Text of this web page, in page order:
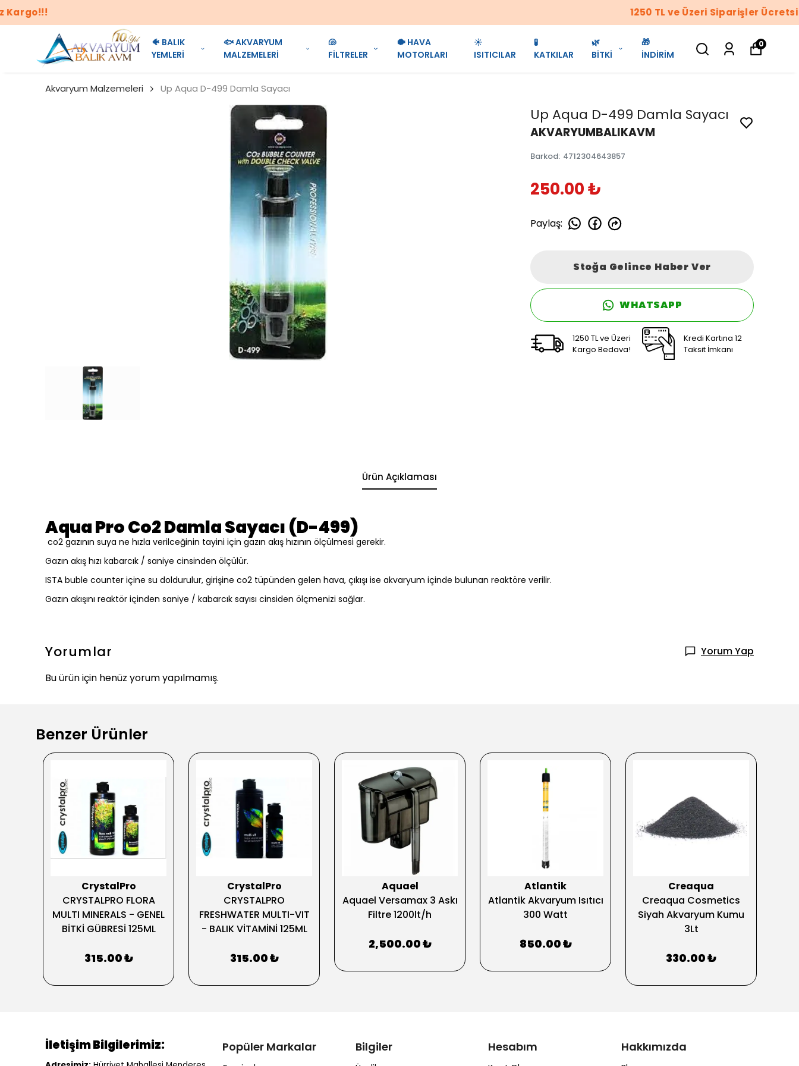
🐠 BALIK
YEMLERİ
🐟 AKVARYUM
MALZEMELERİ
🐚
FİLTRELER
🐡 HAVA
MOTORLARI
☀️
ISITICILAR
🧪
KATKILAR
🌿
BİTKİ
🎁
İNDİRİM
0
Akvaryum Malzemeleri Up Aqua D-499 Damla Sayacı
Up Aqua D-499 Damla Sayacı
AKVARYUMBALIKAVM
Barkod: 4712304643857
250.00 ₺
Paylaş:
Stoğa Gelince Haber Ver
WHATSAPP
1250 TL ve Üzeri
Kargo Bedava!
Kredi Kartına 12
Taksit İmkanı
Ürün Açıklaması
Aqua Pro Co2 Damla Sayacı (D-499)
co2 gazının suya ne hızla verilceğinin tayini için gazın akış hızının ölçülmesi gerekir.
Gazın akış hızı kabarcık / saniye cinsinden ölçülür.
ISTA buble counter içine su doldurulur, girişine co2 tüpünden gelen hava, çıkışı ise akvaryum içinde bulunan reaktöre verilir.
Gazın akışını reaktör içinden saniye / kabarcık sayısı cinsiden ölçmenizi sağlar.
Yorumlar
Yorum Yap
Bu ürün için henüz yorum yapılmamış.
Benzer Ürünler
CrystalPro
CRYSTALPRO FLORA
MULTI MINERALS - GENEL
BİTKİ GÜBRESİ 125ML
315.00 ₺
CrystalPro
CRYSTALPRO
FRESHWATER MULTI-VIT
- BALIK VİTAMİNİ 125ML
315.00 ₺
Aquael
Aquael Versamax 3 Askı
Filtre 1200lt/h
2,500.00 ₺
Atlantik
Atlantik Akvaryum Isıtıcı
300 Watt
850.00 ₺
Creaqua
Creaqua Cosmetics
Siyah Akvaryum Kumu
3Lt
330.00 ₺
Popüler Markalar Bilgiler Hesabım Hakkımızda
İletişim Bilgilerimiz: